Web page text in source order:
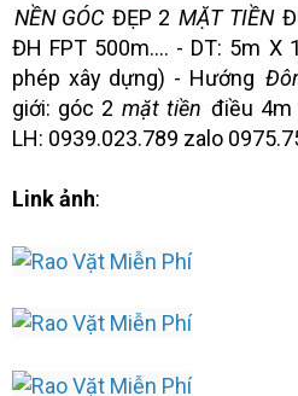
NỀN GÓC ĐẸP 2 MẶT TIỀN
ĐH FPT 500m.... - DT: 5m X
phép xây dựng) - Hướng
giới: góc 2 mặt tiền điều 4m
LH: 0939.023.789 zalo
Link ảnh: